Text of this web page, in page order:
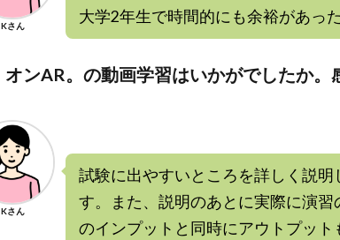
Kさん
大学2年生で時間的にも余裕があった
オンAR。の動画学習はいかがでしたか。
Kさん
試験に出やすいところを詳しく説
す。また、説明のあとに実際に演
のインプットと同時にアウトプット